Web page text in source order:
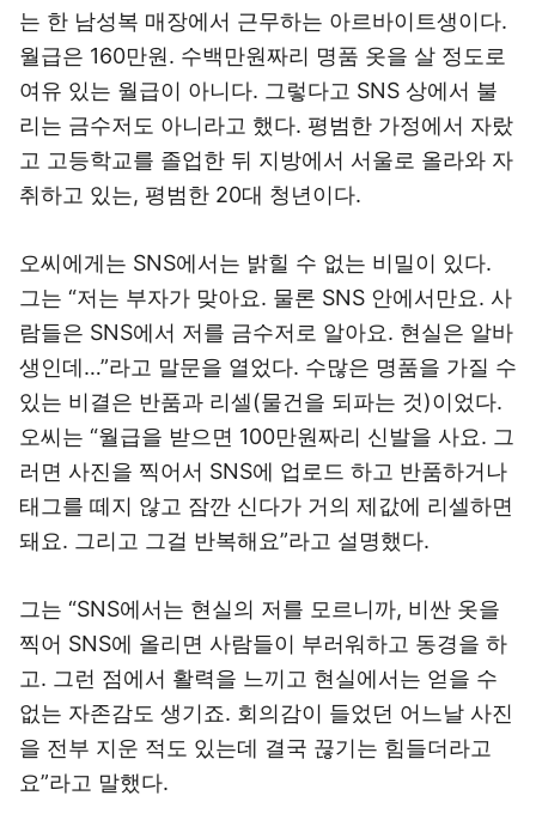
는 한 남성복 매장에서 근무하는 아르바이트생이다.
월급은 160만원. 수백만원짜리 명품 옷을 살 정도로
여유 있는 월급이 아니다. 그렇다고 SNS 상에서 불
리는 금수저도 아니라고 했다. 평범한 가정에서 자랐
고 고등학교를 졸업한 뒤 지방에서 서울로 올라와 자
취하고 있는, 평범한 20대 청년이다.
오씨에게는 SNS에서는 밝힐 수 없는 비밀이 있다.
그는 “저는 부자가 맞아요. 물론 SNS 안에서만요. 사
람들은 SNS에서 저를 금수저로 알아요. 현실은 알바
생인데…”라고 말문을 열었다. 수많은 명품을 가질 수
있는 비결은 반품과 리셀(물건을 되파는 것)이었다.
오씨는 “월급을 받으면 100만원짜리 신발을 사요. 그
러면 사진을 찍어서 SNS에 업로드 하고 반품하거나
태그를 떼지 않고 잠깐 신다가 거의 제값에 리셀하면
돼요. 그리고 그걸 반복해요”라고 설명했다.
그는 “SNS에서는 현실의 저를 모르니까, 비싼 옷을
찍어 SNS에 올리면 사람들이 부러워하고 동경을 하
고. 그런 점에서 활력을 느끼고 현실에서는 얻을 수
없는 자존감도 생기죠. 회의감이 들었던 어느날 사진
을 전부 지운 적도 있는데 결국 끊기는 힘들더라고
요”라고 말했다.